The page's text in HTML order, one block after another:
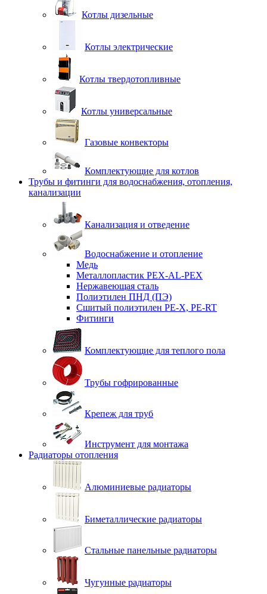
Котлы дизельные
Котлы электрические
Котлы твердотопливные
Котлы универсальные
Газовые конвекторы
Комплектующие для котлов
Трубы и фитинги для водоснабжения, отопления,
канализации
Канализация и отведение
Водоснабжение и отопление
Медь
Металлопластик PEX-AL-PEX
Нержавеющая сталь
Полиэтилен ПНД (ПЭ)
Сшитый полиэтилен PE-X, PE-RT
Фитинги
Комплектующие для теплого пола
Трубы гофрированные
Крепеж для труб
Инструмент для монтажа
Радиаторы отопления
Алюминиевые радиаторы
Биметаллические радиаторы
Стальные панельные радиаторы
Чугунные радиаторы